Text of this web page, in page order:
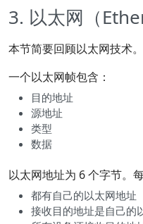
3. 以太网（
本节简要回顾以太网技术。
一个以太网帧包含：
目的地址
源地址
类型
数据
以太网地址为 6 个字节。
都有自己的以太网地址
接收目的地址是自己的